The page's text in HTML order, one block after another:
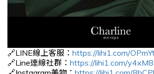
🔗LINE線上客服： https://lihi1.com/
🔗Line連線社群： https://lihi1.com/y4xM8